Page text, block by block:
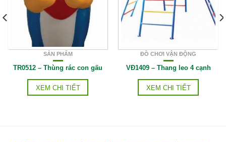
SẢN PHẨM
TR0512 – Thùng rác con gấu
XEM CHI TIẾT
ĐỒ CHƠI VẬN ĐỘNG
VĐ1409 – Thang leo 4 cạnh
XEM CHI TIẾT